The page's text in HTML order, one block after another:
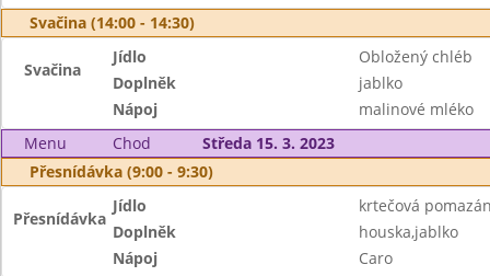
Svačina (14:00 - 14:30)
Svačina
Jídlo
Obložený chléb
Doplněk
jablko
Nápoj
malinové mléko
Menu
Chod
Středa 15. 3. 2023
Přesnídávka (9:00 - 9:30)
Přesnídávka
Jídlo
krtečová
Doplněk
houska,jablko
Nápoj
Caro